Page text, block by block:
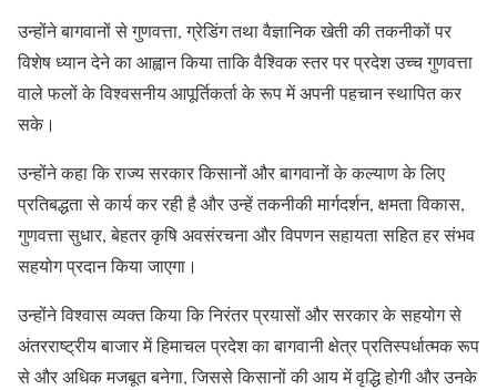
उन्होंने बागवानों से गुणवत्ता, ग्रेडिंग तथा वैज्ञानिक खेती की तकनीकों पर
विशेष ध्यान देने का आह्वान किया ताकि वैश्विक स्तर पर प्रदेश उच्च गुणवत्ता
वाले फलों के विश्वसनीय आपूर्तिकर्ता के रूप में अपनी पहचान स्थापित कर
सके।
उन्होंने कहा कि राज्य सरकार किसानों और बागवानों के कल्याण के लिए
प्रतिबद्धता से कार्य कर रही है और उन्हें तकनीकी मार्गदर्शन, क्षमता विकास,
गुणवत्ता सुधार, बेहतर कृषि अवसंरचना और विपणन सहायता सहित हर संभव
सहयोग प्रदान किया जाएगा।
उन्होंने विश्वास व्यक्त किया कि निरंतर प्रयासों और सरकार के सहयोग से
अंतरराष्ट्रीय बाजार में हिमाचल प्रदेश का बागवानी क्षेत्र प्रतिस्पर्धात्मक रूप
से और अधिक मजबूत बनेगा, जिससे किसानों की आय में वृद्धि होगी और उनके